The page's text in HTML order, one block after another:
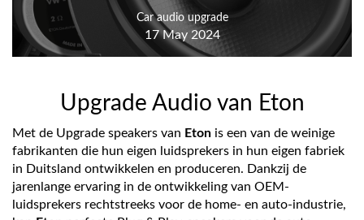
(Accessoires)
(Sale)
Car audio upgrade
17 May 2024
Upgrade Audio van Eton
Met de Upgrade speakers van Eton is een van de weinige
fabrikanten die hun eigen luidsprekers in hun eigen fabriek
in Duitsland ontwikkelen en produceren. Dankzij de
jarenlange ervaring in de ontwikkeling van OEM-
luidsprekers rechtstreeks voor de home- en auto-industrie,